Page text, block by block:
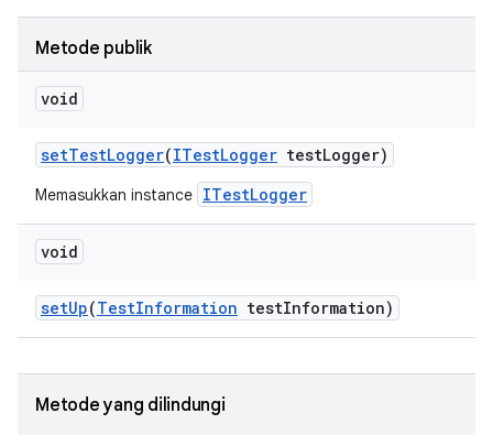
Metode publik
void
setTestLogger(ITestLogger testLogger)
Memasukkan instance ITestLogger
void
setUp(TestInformation testInformation)
Metode yang dilindungi